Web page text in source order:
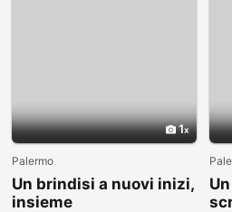
1
Palermo
Un brindisi a nuovi inizi,
insieme